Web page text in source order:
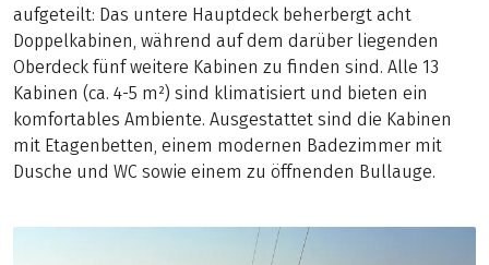
aufgeteilt: Das untere Hauptdeck beherbergt acht
Doppelkabinen, während auf dem darüber liegenden
Oberdeck fünf weitere Kabinen zu finden sind. Alle 13
Kabinen (ca. 4-5 m²) sind klimatisiert und bieten ein
komfortables Ambiente. Ausgestattet sind die Kabinen
mit Etagenbetten, einem modernen Badezimmer mit
Dusche und WC sowie einem zu öffnenden Bullauge.